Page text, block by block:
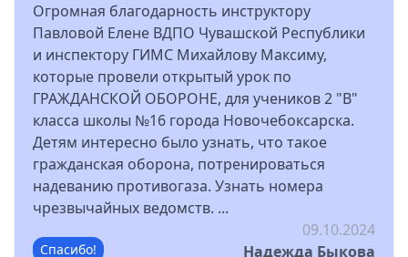
Огромная благодарность инструктору
Павловой Елене ВДПО Чувашской Республики
и инспектору ГИМС Михайлову Максиму,
которые провели открытый урок по
ГРАЖДАНСКОЙ ОБОРОНЕ, для учеников 2 "В"
класса школы №16 города Новочебоксарска.
Детям интересно было узнать, что такое
гражданская оборона, потренироваться
надеванию противогаза. Узнать номера
чрезвычайных ведомств. ...
Спасибо!
09.10.2024
Надежда Быкова